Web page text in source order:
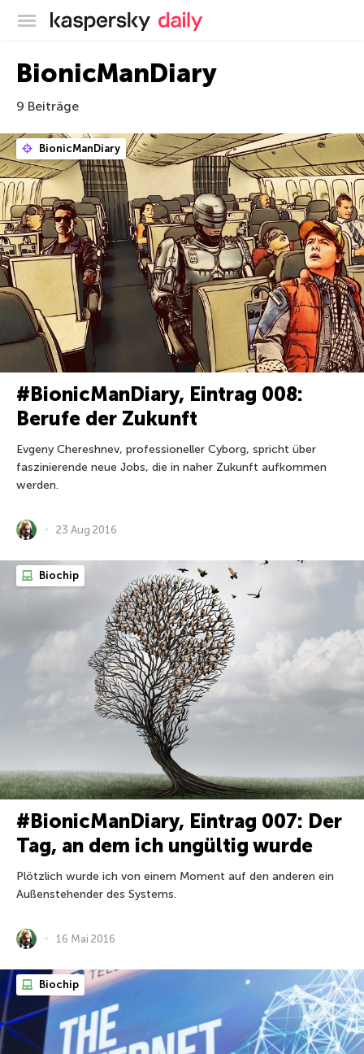
Offizieller Blog von Kaspersky
BionicManDiary
9 Beiträge
BionicManDiary
#BionicManDiary, Eintrag 008:
Berufe der Zukunft
Evgeny Chereshnev, professioneller Cyborg, spricht über
faszinierende neue Jobs, die in naher Zukunft aufkommen
werden.
23 Aug 2016
Biochip
#BionicManDiary, Eintrag 007: Der
Tag, an dem ich ungültig wurde
Plötzlich wurde ich von einem Moment auf den anderen ein
Außenstehender des Systems.
16 Mai 2016
Biochip